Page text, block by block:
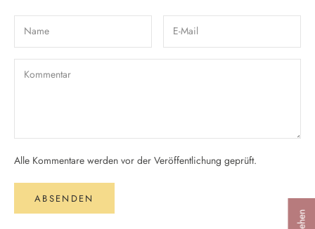
Alle Kommentare werden vor der Veröffentlichung geprüft.
ABSENDEN